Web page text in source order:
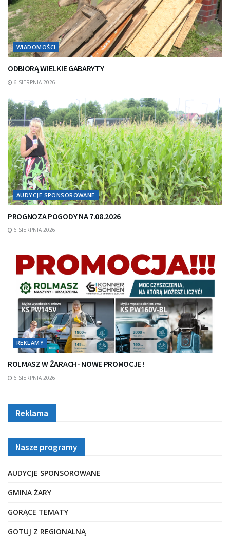
WIADOMOŚCI
ODBIORĄ WIELKIE GABARYTY
6 SIERPNIA 2026
AUDYCJE SPONSOROWANE
PROGNOZA POGODY NA 7.08.2026
6 SIERPNIA 2026
REKLAMY
ROLMASZ W ŻARACH- NOWE PROMOCJE !
6 SIERPNIA 2026
Reklama
Nasze programy
AUDYCJE SPONSOROWANE
GMINA ŻARY
GORĄCE TEMATY
GOTUJ Z REGIONALNĄ